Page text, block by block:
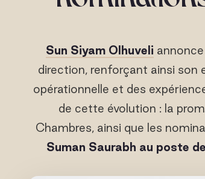
Sun Siyam Olhuveli
direction, renforçant ainsi son
opérationnelle et des
de cette évolution : la
Chambres, ainsi que les
Suman Saurabh au poste